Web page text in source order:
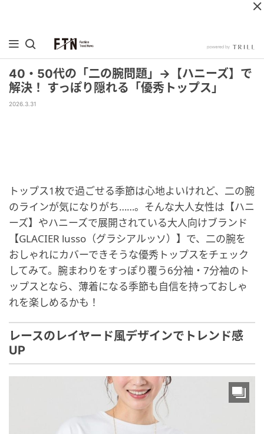
40・50代の「二の腕問題」→【ハニーズ】で
解決！ すっぽり隠れる「優秀トップス」
2026.3.31
トップス1枚で過ごせる季節は心地よいけれど、二の腕
のラインが気になりがち……。そんな大人女性は【ハニ
ーズ】やハニーズで展開されている大人向けブランド
【GLACIER lusso（グラシアルッソ）】で、二の腕を
おしゃれにカバーできそうな優秀トップスをチェック
してみて。腕まわりをすっぽり覆う6分袖・7分袖のト
ップスとなら、薄着になる季節も自信を持っておしゃ
れを楽しめるかも！
レースのレイヤード風デザインでトレンド感
UP